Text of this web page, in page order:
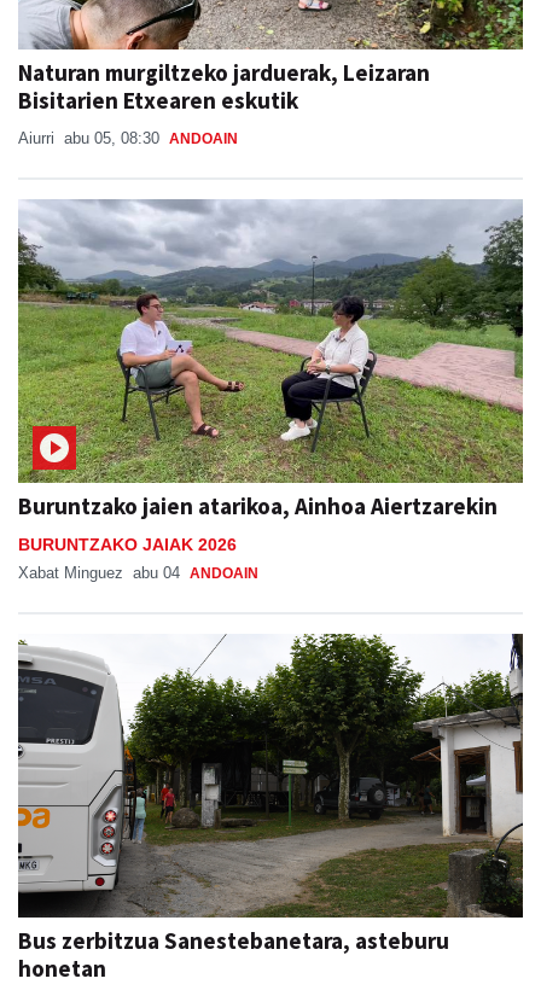
Naturan murgiltzeko jarduerak, Leizaran
Bisitarien Etxearen eskutik
Aiurri abu 05, 08:30 ANDOAIN
Buruntzako jaien atarikoa, Ainhoa Aiertzarekin
BURUNTZAKO JAIAK 2026
Xabat Minguez abu 04 ANDOAIN
Bus zerbitzua Sanestebanetara, asteburu
honetan